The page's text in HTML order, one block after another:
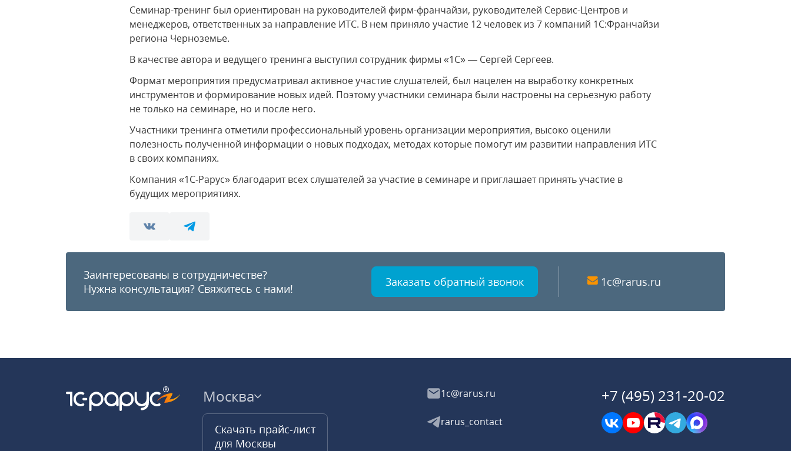
Семинар-тренинг был ориентирован на руководителей фирм-франчайзи, руководителей Сервис-Центров и
менеджеров, ответственных за направление ИТС. В нем приняло участие 12 человек из 7 компаний 1С:Франчайзи
региона Черноземье.
В качестве автора и ведущего тренинга выступил сотрудник фирмы «1С» — Сергей Сергеев.
Формат мероприятия предусматривал активное участие слушателей, был нацелен на выработку конкретных
инструментов и формирование новых идей. Поэтому участники семинара были настроены на серьезную работу
не только на семинаре, но и после него.
Участники тренинга отметили профессиональный уровень организации мероприятия, высоко оценили
полезность полученной информации о новых подходах, методах которые помогут им развитии направления ИТС
в своих компаниях.
Компания «1С-Рарус» благодарит всех слушателей за участие в семинаре и приглашает принять участие в
будущих мероприятиях.
Заинтересованы в сотрудничестве?
Нужна консультация? Свяжитесь с нами! Заказать обратный звонок 1c@rarus.ru
Москва
Скачать прайс-лист
для Москвы
1c@rarus.ru
rarus_contact
+7 (495) 231-20-02